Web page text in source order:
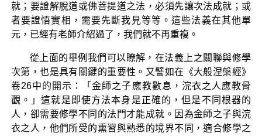
就；要證解脫道或佛菩提道之法，必須先讓次法成就；或
者要證悟實相，需要先斷我見等等。這些法義在其他單
元，已經有老師介紹過了，我們就不再重複。
從上面的舉例我們可以瞭解，在法義上之關聯與修學
次第，也是具有關鍵的重要性。又譬如在《大般涅槃經》
卷26中的開示：「金師之子應教數息，浣衣之人應教骨
觀。」這就是即使方法本身是正確的，但是不同根器的
人，卻需要修學不同的法門才能成就。因為金師之子與浣
衣之人，他們所受的熏習與熟悉的境界不同，適合修學之